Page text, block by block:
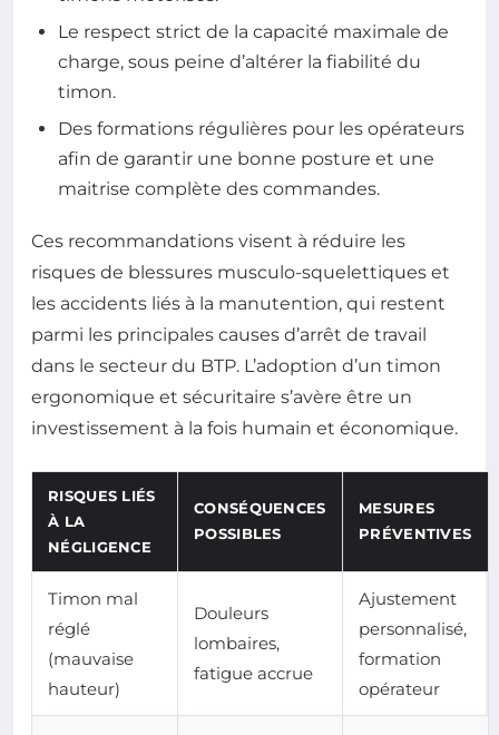
Le respect strict de la capacité maximale de
charge, sous peine d’altérer la fiabilité du
timon.
Des formations régulières pour les opérateurs
afin de garantir une bonne posture et une
maitrise complète des commandes.
Ces recommandations visent à réduire les
risques de blessures musculo-squelettiques et
les accidents liés à la manutention, qui restent
parmi les principales causes d’arrêt de travail
dans le secteur du BTP. L’adoption d’un timon
ergonomique et sécuritaire s’avère être un
investissement à la fois humain et économique.
RISQUES LIÉS
À LA
NÉGLIGENCE
CONSÉQUENCES
POSSIBLES
MESURES
PRÉVENTIVES
Timon mal
réglé
(mauvaise
hauteur)
Douleurs
lombaires,
fatigue accrue
Ajustement
personnalisé,
formation
opérateur